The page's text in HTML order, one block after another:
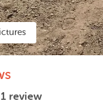
1 review